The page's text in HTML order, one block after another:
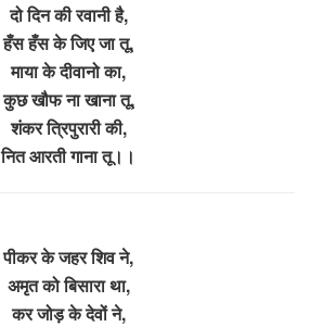
दो दिन की रवानी है,
हँस हँस के जिए जा तू,
माया के दीवानो का,
कुछ खौफ ना खाना तू,
शंकर त्रिपुरारी की,
नित आरती गाना तू।।
पीकर के जहर शिव ने,
अमृत को बिसारा था,
कर जोड़ के देवों ने,